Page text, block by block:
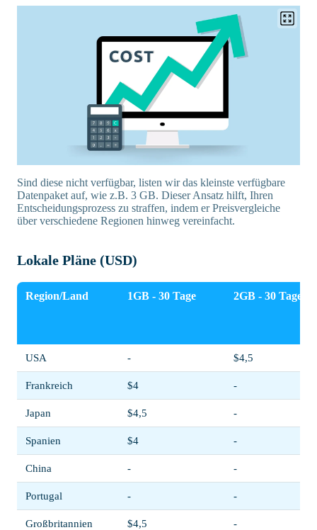
Sind diese nicht verfügbar, listen wir das kleinste verfügbare
Datenpaket auf, wie z.B. 3 GB. Dieser Ansatz hilft, Ihren
Entscheidungsprozess zu straffen, indem er Preisvergleiche
über verschiedene Regionen hinweg vereinfacht.
Lokale Pläne (USD)
Region/Land 1GB - 30 Tage 2GB - 30 Tage
USA - $4,5
Frankreich $4 -
Japan $4,5 -
Spanien $4 -
China - -
Portugal - -
Großbritannien $4,5 -